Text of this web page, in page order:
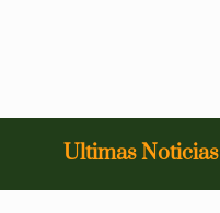
Ultimas Noticias